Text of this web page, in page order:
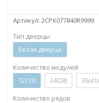
Артикул: 2CPX077840R9999
Тип дверцы
белая дверца
Количество модулей
12(13)
24(28) 36(41)
Количество рядов